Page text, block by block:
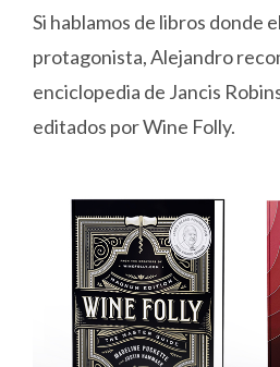
Si hablamos de libros donde
protagonista, Alejandro
enciclopedia de Jancis
editados por Wine Folly.